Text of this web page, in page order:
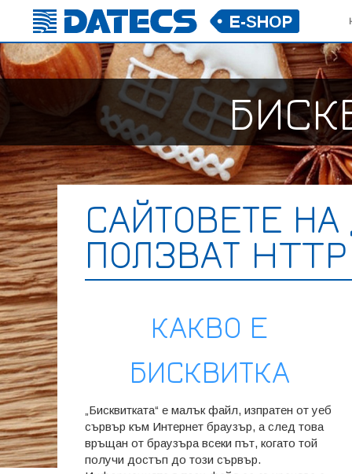
САЙТОВЕТЕ НА
ПОЛЗВАТ
КАКВО Е
БИСКВИТКА
„Бисквитката“ е малък файл, изпратен от уеб
сървър към Интернет браузър, а след това
връщан от браузъра всеки път, когато той
получи достъп до този сървър.